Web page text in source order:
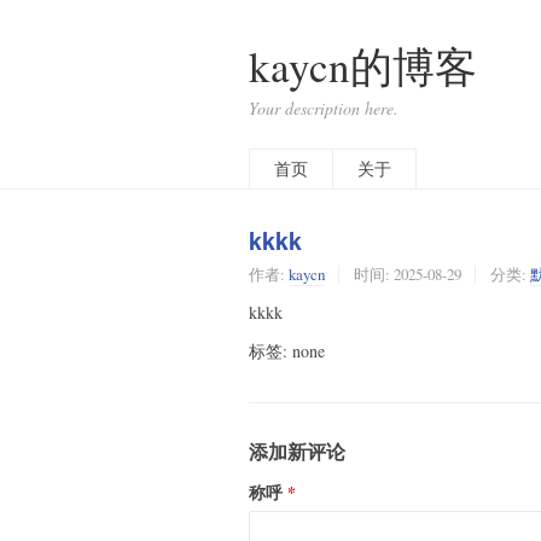
kaycn的博客
Your description here.
首页 关于
kkkk
作者: kaycn 时间: 2025-08-29 分类:
kkkk
标签: none
添加新评论
称呼